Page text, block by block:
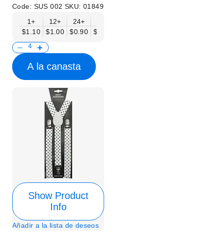
Code: SUS 002 SKU:01849
1+
$1.10
12+
$1.00
24+
$0.90
$0.75
A la canasta
Show Product
Info
Añadir a la lista de deseos